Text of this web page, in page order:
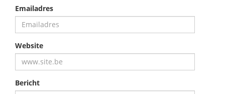
Emailadres
Website
Bericht